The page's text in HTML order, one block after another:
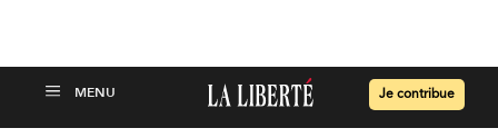
Je contribue